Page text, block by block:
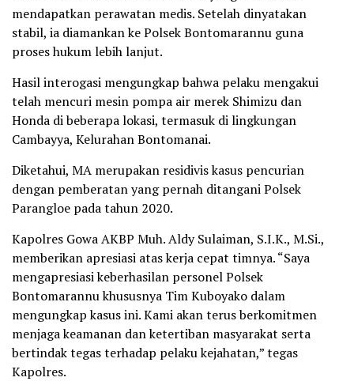
mendapatkan perawatan medis. Setelah dinyatakan
stabil, ia diamankan ke Polsek Bontomarannu guna
proses hukum lebih lanjut.
Hasil interogasi mengungkap bahwa pelaku mengakui
telah mencuri mesin pompa air merek Shimizu dan
Honda di beberapa lokasi, termasuk di lingkungan
Cambayya, Kelurahan Bontomanai.
Diketahui, MA merupakan residivis kasus pencurian
dengan pemberatan yang pernah ditangani Polsek
Parangloe pada tahun 2020.
Kapolres Gowa AKBP Muh. Aldy Sulaiman, S.I.K., M.Si.,
memberikan apresiasi atas kerja cepat timnya. “Saya
mengapresiasi keberhasilan personel Polsek
Bontomarannu khususnya Tim Kuboyako dalam
mengungkap kasus ini. Kami akan terus berkomitmen
menjaga keamanan dan ketertiban masyarakat serta
bertindak tegas terhadap pelaku kejahatan,” tegas
Kapolres.